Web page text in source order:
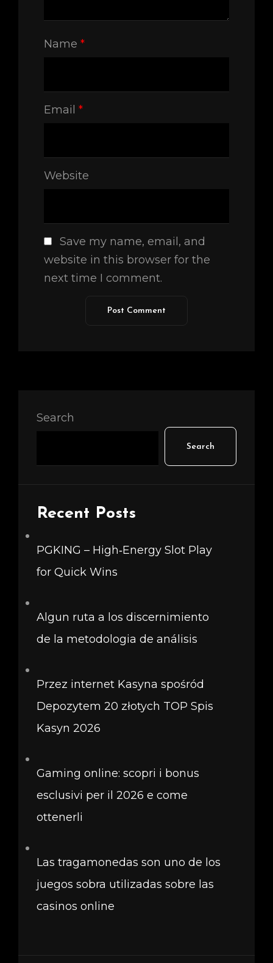
Name *
Email *
Website
Save my name, email, and
website in this browser for the
next time I comment.
Search
Search
Recent Posts
PGKING – High‑Energy Slot Play
for Quick Wins
Algun ruta a los discernimiento
de la metodologia de análisis
Przez internet Kasyna spośród
Depozytem 20 złotych TOP Spis
Kasyn 2026
Gaming online: scopri i bonus
esclusivi per il 2026 e come
ottenerli
Las tragamonedas son uno de los
juegos sobra utilizadas sobre las
casinos online